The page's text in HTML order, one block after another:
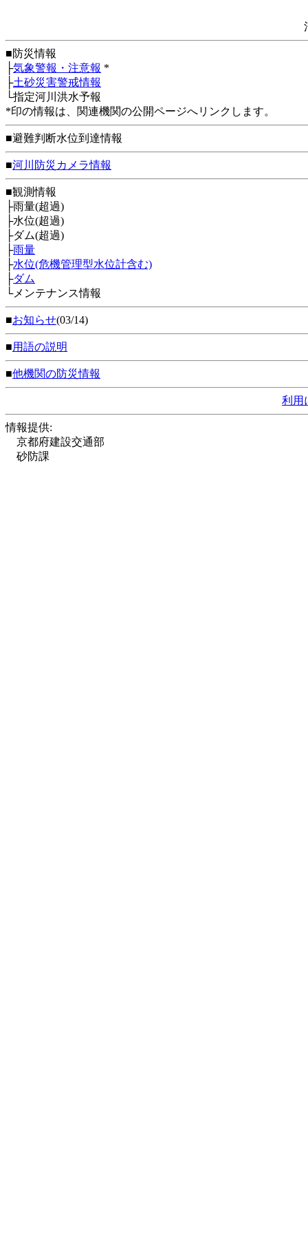
■防災情報
├気象警報・注意報 *
├土砂災害警戒情報
└指定河川洪水予報
*印の情報は、関連機関の公開ページへリンクします。
■避難判断水位到達情報
■河川防災カメラ情報
■観測情報
├雨量(超過)
├水位(超過)
├ダム(超過)
├雨量
├水位(危機管理型水位計含む)
├ダム
└メンテナンス情報
■お知らせ(03/14)
■用語の説明
■他機関の防災情報
利用
情報提供:
京都府建設交通部
砂防課